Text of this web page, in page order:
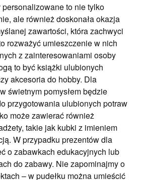
personalizowane to nie tylko
ale również doskonała okazja
zawartości, która zachwyci
rozważyć umieszczenie w nich
z zainteresowaniami osoby
to być książki ulubionych
akcesoria do hobby. Dla
świetnym pomysłem będzie
przygotowania ulubionych potraw
może zawierać również
takie jak kubki z imieniem
W przypadku prezentów dla
o zabawkach edukacyjnych lub
do zabawy. Nie zapominajmy o
– w pudełku można umieścić